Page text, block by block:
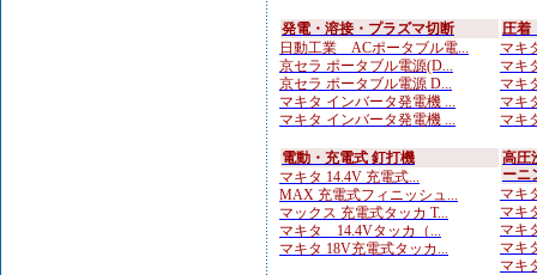
発電・溶接・プラズマ切断
日動工業 ACポータブル電...
京セラ ポータブル電源(D...
京セラ ポータブル電源 D...
マキタ インバータ発電機 ...
マキタ インバータ発電機 ...
圧着
マキ
マキ
マキ
マキ
マキ
電動・充電式 釘打機
マキタ 14.4V 充電式...
MAX 充電式フィニッシュ...
マックス 充電式タッカ T...
マキタ 14.4Vタッカ（...
マキタ 18V充電式タッカ...
高圧
ーニ
マキ
マキ
マキ
マキ
マキ